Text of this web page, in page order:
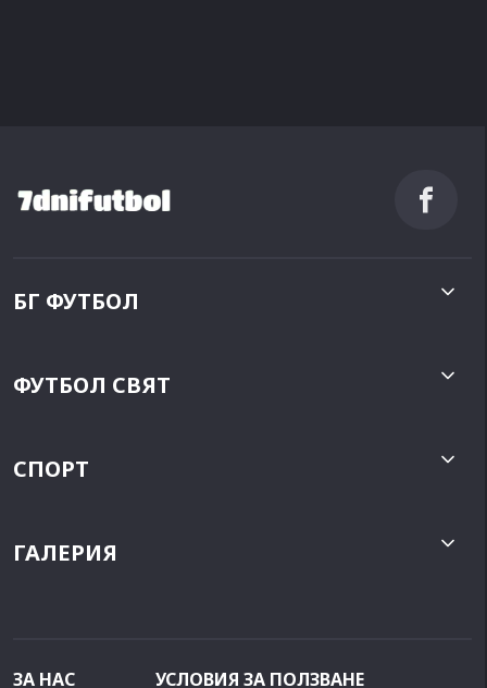
БГ ФУТБОЛ
ФУТБОЛ СВЯТ
СПОРТ
ГАЛЕРИЯ
ЗА НАС УСЛОВИЯ ЗА ПОЛЗВАНЕ